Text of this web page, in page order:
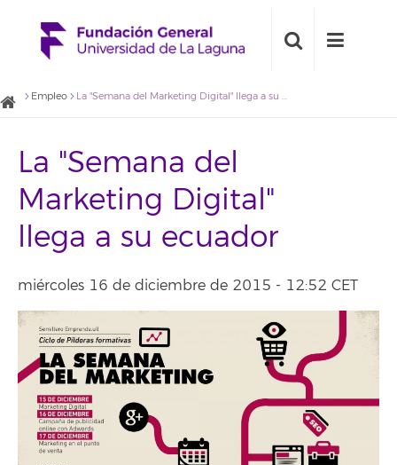
Empleo La "Semana del Marketing Digital" llega a su ecuador
La "Semana del
Marketing Digital"
llega a su ecuador
miércoles 16 de diciembre de 2015 - 12:52 CET